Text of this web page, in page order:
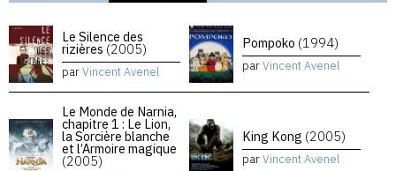
Le Silence des
rizières (2005)
parVincent Avenel
Pompoko (1994)
parVincent Avenel
Le Monde de Narnia,
chapitre 1 : Le Lion,
la Sorcière blanche
et l’Armoire magique
(2005)
King Kong (2005)
parVincent Avenel